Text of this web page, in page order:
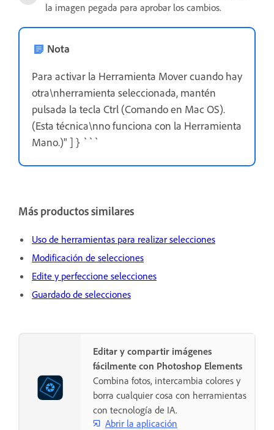
la imagen pegada para aprobar los cambios.
Nota
Para activar la Herramienta Mover cuando hay
otra\nherramienta seleccionada, mantén
pulsada la tecla Ctrl (Comando en Mac OS).
(Esta técnica\nno funciona con la Herramienta
Mano.)" ] } ```
Más productos similares
Uso de herramientas para realizar selecciones
Modificación de selecciones
Edite y perfeccione selecciones
Guardado de selecciones
Editar y compartir imágenes
fácilmente con Photoshop Elements
Combina fotos, intercambia colores y
borra cualquier cosa con herramientas
con tecnología de IA.
Abrir la aplicación